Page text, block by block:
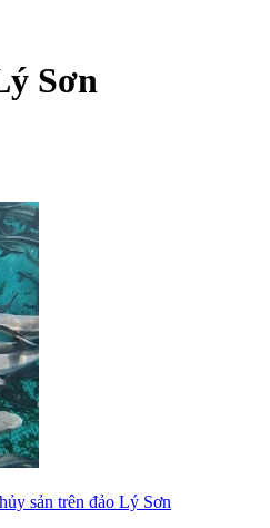
Sơn
sản trên đảo Lý Sơn